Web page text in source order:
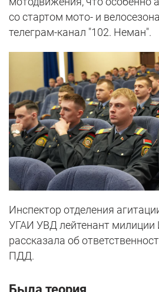
со стартом мото- и
телеграм-канал "102. Неман".
Инспектор отделения
УГАИ УВД лейтенант милиции
рассказала об
ПДД.